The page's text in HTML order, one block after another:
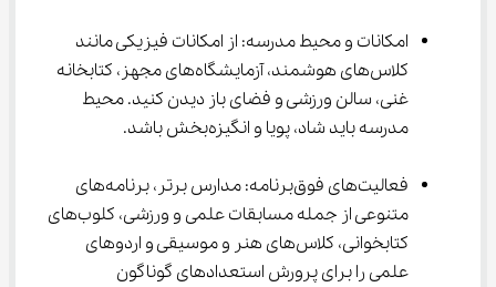
امکانات و محیط مدرسه: از امکانات فیزیکی مانند
کلاس‌های هوشمند، آزمایشگاه‌های مجهز، کتابخانه
غنی، سالن ورزشی و فضای باز دیدن کنید. محیط
مدرسه باید شاد، پویا و انگیزه‌بخش باشد.
فعالیت‌های فوق‌برنامه: مدارس برتر، برنامه‌های
متنوعی از جمله مسابقات علمی و ورزشی، کلوب‌های
کتابخوانی، کلاس‌های هنر و موسیقی و اردوهای
علمی را برای پرورش استعدادهای گوناگون